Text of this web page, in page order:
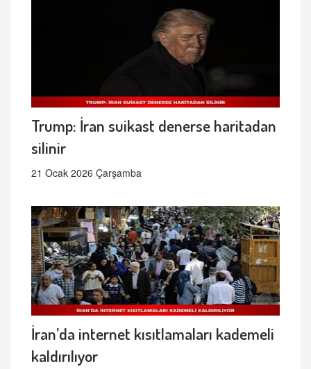
Trump: İran suikast denerse haritadan
silinir
21 Ocak 2026 Çarşamba
İran’da internet kısıtlamaları kademeli
kaldırılıyor